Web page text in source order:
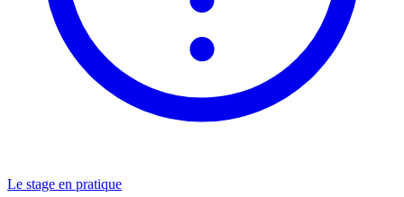
Le stage en pratique